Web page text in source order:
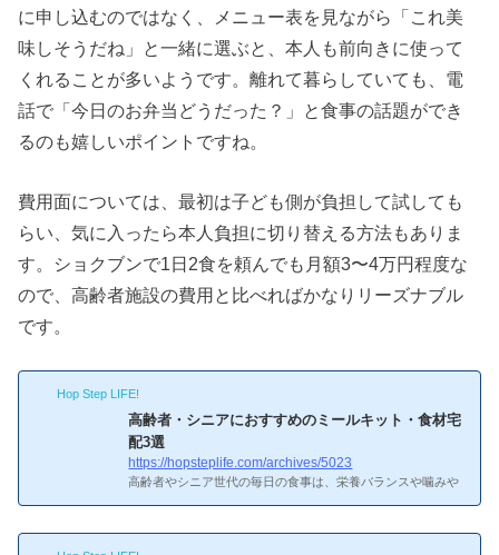
に申し込むのではなく、メニュー表を見ながら「これ美
味しそうだね」と一緒に選ぶと、本人も前向きに使って
くれることが多いようです。離れて暮らしていても、電
話で「今日のお弁当どうだった？」と食事の話題ができ
るのも嬉しいポイントですね。
費用面については、最初は子ども側が負担して試しても
らい、気に入ったら本人負担に切り替える方法もありま
す。ショクブンで1日2食を頼んでも月額3〜4万円程度な
ので、高齢者施設の費用と比べればかなりリーズナブル
です。
Hop Step LIFE!
高齢者・シニアにおすすめのミールキット・食材宅
配3選
https://hopsteplife.com/archives/5023
高齢者やシニア世代の毎日の食事は、栄養バランスや噛みや